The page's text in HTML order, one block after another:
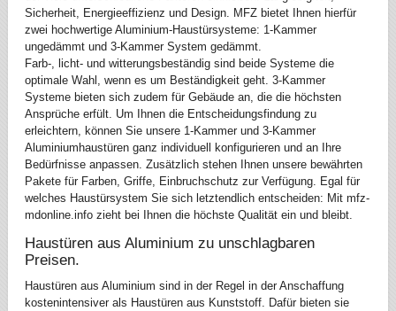
Sicherheit, Energieeffizienz und Design. MFZ bietet Ihnen hierfür
zwei hochwertige Aluminium-Haustürsysteme: 1-Kammer
ungedämmt und 3-Kammer System gedämmt.
Farb-, licht- und witterungsbeständig sind beide Systeme die
optimale Wahl, wenn es um Beständigkeit geht. 3-Kammer
Systeme bieten sich zudem für Gebäude an, die die höchsten
Ansprüche erfült. Um Ihnen die Entscheidungsfindung zu
erleichtern, können Sie unsere 1-Kammer und 3-Kammer
Aluminiumhaustüren ganz individuell konfigurieren und an Ihre
Bedürfnisse anpassen. Zusätzlich stehen Ihnen unsere bewährten
Pakete für Farben, Griffe, Einbruchschutz zur Verfügung. Egal für
welches Haustürsystem Sie sich letztendlich entscheiden: Mit mfz-
mdonline.info zieht bei Ihnen die höchste Qualität ein und bleibt.
Haustüren aus Aluminium zu unschlagbaren
Preisen.
Haustüren aus Aluminium sind in der Regel in der Anschaffung
kostenintensiver als Haustüren aus Kunststoff. Dafür bieten sie